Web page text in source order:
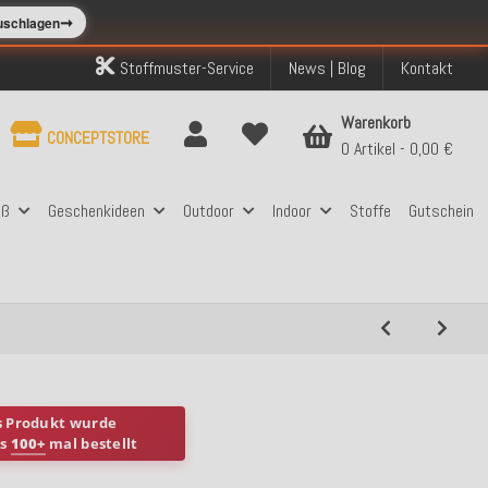
➞
Stoffmuster-Service News | Blog Kontakt
Geschenkideen Outdoor Indoor Stoffe Gutschein
CONCEPTSTORE
Warenkorb
0 Artikel
0,00 €
Produkt wurde
100+ mal bestellt